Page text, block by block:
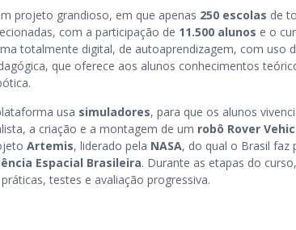
projeto grandioso, em que apenas 250 escolas de
com a participação de 11.500 alunos e o
totalmente digital, de autoaprendizagem, com uso
que oferece aos alunos conhecimentos
usa simuladores, para que os alunos
a criação e a montagem de um robô Rover
Artemis, liderado pela NASA, do qual o Brasil faz
Espacial Brasileira. Durante as etapas do
testes e avaliação progressiva.